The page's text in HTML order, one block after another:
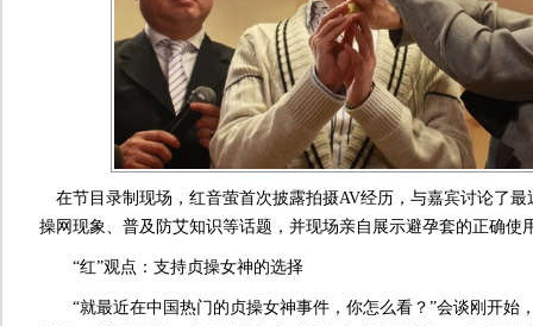
在节目录制现场，红音萤首次披露拍摄AV经历，与嘉宾讨论了最
操网现象、普及防艾知识等话题，并现场亲自展示避孕套的正确使
“红”观点：支持贞操女神的选择
“就最近在中国热门的贞操女神事件，你怎么看？”会谈刚开始